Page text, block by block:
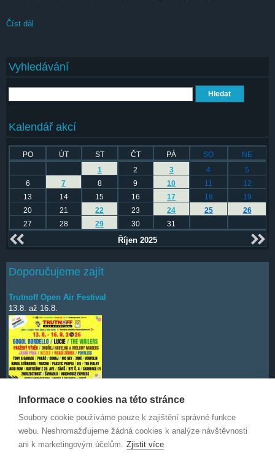
Číst dál
Vyhledávání
Kalendář akcí
PO ÚT ST ČT PÁ SO
NE
1
2 3 4
5
6
7 8 9 10 11
12
13
14 15 16 17 18
19
20
21 22 23 24 25
26
27
28 29 30 31
Říjen 2025
Doporučujeme zajít
Trutnoff Open Air Festival
13.8. až 16.8.
Deep Purple
7.10.
Informace o cookies na této stránce
Soubory cookie používáme pouze k zajištění správné funkce
webu. Neshromažďujeme žádná cookies k analýze návštěvnosti
ani k marketingovým účelům. Zjistit více